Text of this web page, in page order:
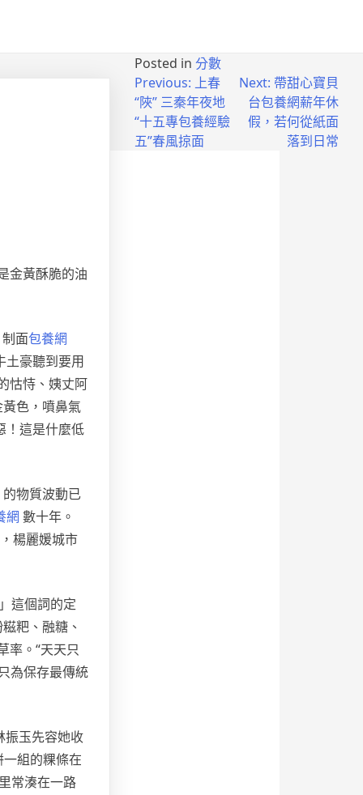
金黃酥脆的油
制面包養網
土豪聽到要用
怙恃、姨丈阿
色，噴鼻氣
！這是什麼低
的物質波動已
網 數十年。
楊麗媛城市
這個詞的定
粑、融糖、
率。“天天只
為保存最傳統
振玉先容她收
組的粿條在
常湊在一路
Posted in 分數
Previous: 上春
“陜” 三秦年夜地
“十五專包養經驗
五”春風掠面
Next: 帶甜心寶貝
台包養網薪年休
假，若何從紙面
落到日常